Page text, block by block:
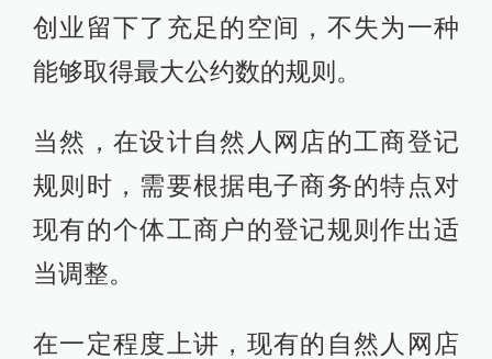
创业留下了充足的空间，不失为一种
能够取得最大公约数的规则。
当然，在设计自然人网店的工商登记
规则时，需要根据电子商务的特点对
现有的个体工商户的登记规则作出适
当调整。
在一定程度上讲，现有的自然人网店